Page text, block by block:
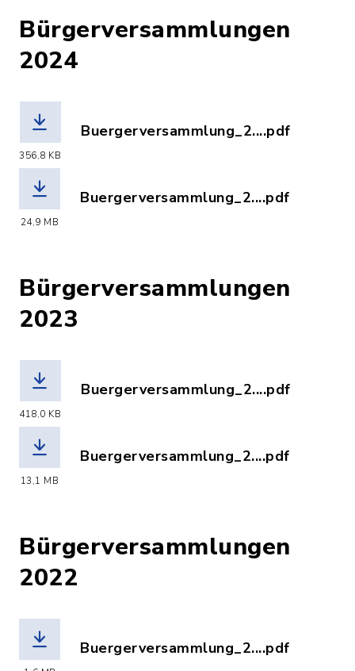
Bürgerversammlungen
2024
356,8 KB
Buergerversammlung_2....pdf
24,9 MB
Buergerversammlung_2....pdf
Bürgerversammlungen
2023
418,0 KB
Buergerversammlung_2....pdf
13,1 MB
Buergerversammlung_2....pdf
Bürgerversammlungen
2022
Buergerversammlung_2....pdf